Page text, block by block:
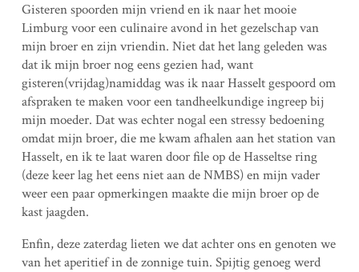
Gisteren spoorden mijn vriend en ik naar het mooie
Limburg voor een culinaire avond in het gezelschap van
mijn broer en zijn vriendin. Niet dat het lang geleden was
dat ik mijn broer nog eens gezien had, want
gisteren(vrijdag)namiddag was ik naar Hasselt gespoord om
afspraken te maken voor een tandheelkundige ingreep bij
mijn moeder. Dat was echter nogal een stressy bedoening
omdat mijn broer, die me kwam afhalen aan het station van
Hasselt, en ik te laat waren door file op de Hasseltse ring
(deze keer lag het eens niet aan de NMBS) en mijn vader
weer een paar opmerkingen maakte die mijn broer op de
kast jaagden.
Enfin, deze zaterdag lieten we dat achter ons en genoten we
van het aperitief in de zonnige tuin. Spijtig genoeg werd